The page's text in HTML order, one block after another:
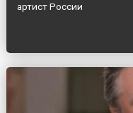
артист России